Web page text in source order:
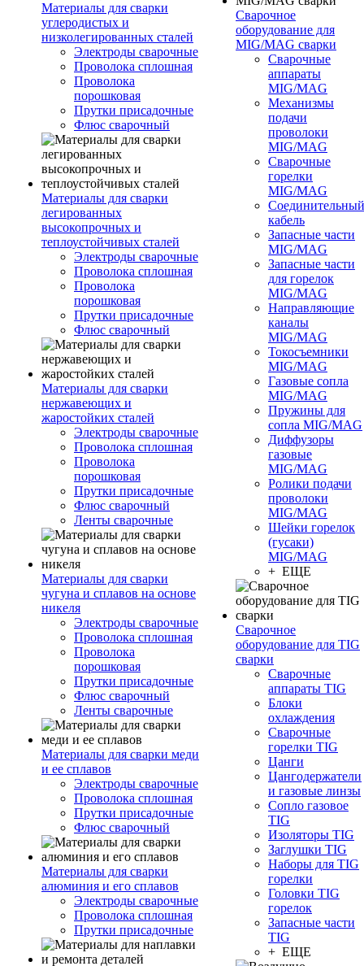
Материалы для сварки
углеродистых и
низколегированных сталей
Электроды сварочные
Проволока сплошная
Проволока
порошковая
Прутки присадочные
Флюс сварочный
Материалы для сварки
легированных
высокопрочных и
теплоустойчивых сталей
Электроды сварочные
Проволока сплошная
Проволока
порошковая
Прутки присадочные
Флюс сварочный
Материалы для сварки
нержавеющих и
жаростойких сталей
Электроды сварочные
Проволока сплошная
Проволока
порошковая
Прутки присадочные
Флюс сварочный
Ленты сварочные
Материалы для сварки
чугуна и сплавов на основе
никеля
Электроды сварочные
Проволока сплошная
Проволока
порошковая
Прутки присадочные
Флюс сварочный
Ленты сварочные
Материалы для сварки меди
и ее сплавов
Электроды сварочные
Проволока сплошная
Прутки присадочные
Флюс сварочный
Материалы для сварки
алюминия и его сплавов
Электроды сварочные
Проволока сплошная
Прутки присадочные
Сварочное
оборудование для
MIG/MAG сварки
Сварочные
аппараты
MIG/MAG
Механизмы
подачи
проволоки
MIG/MAG
Сварочные
горелки
MIG/MAG
Соединительный
кабель
Запасные части
MIG/MAG
Запасные части
для горелок
MIG/MAG
Направляющие
каналы
MIG/MAG
Токосъемники
MIG/MAG
Газовые сопла
MIG/MAG
Пружины для
сопла MIG/MAG
Диффузоры
газовые
MIG/MAG
Ролики подачи
проволоки
MIG/MAG
Шейки горелок
(гусаки)
MIG/MAG
+ ЕЩЕ
Сварочное
оборудование для TIG
сварки
Сварочные
аппараты TIG
Блоки
охлаждения
Сварочные
горелки TIG
Цанги
Цангодержатели
и газовые линзы
Сопло газовое
TIG
Изоляторы TIG
Заглушки TIG
Наборы для TIG
горелки
Головки TIG
горелок
Запасные части
TIG
+ ЕЩЕ